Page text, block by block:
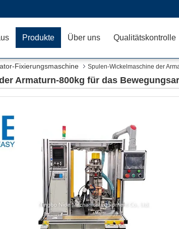
Produkte Über uns Qualitätskontrolle
Fixierungsmaschine Spulen-Wickelmaschine der
Armaturn-800kg für das